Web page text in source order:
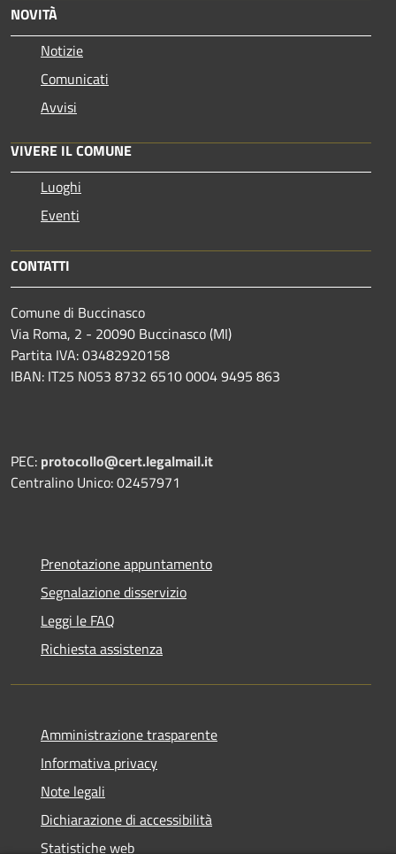
NOVITÀ
Notizie
Comunicati
Avvisi
VIVERE IL COMUNE
Luoghi
Eventi
CONTATTI
Comune di Buccinasco
Via Roma, 2 - 20090 Buccinasco (MI)
Partita IVA: 03482920158
IBAN: IT25 N053 8732 6510 0004 9495 863
PEC: protocollo@cert.legalmail.it
Centralino Unico: 02457971
Prenotazione appuntamento
Segnalazione disservizio
Leggi le FAQ
Richiesta assistenza
Amministrazione trasparente
Informativa privacy
Note legali
Dichiarazione di accessibilità
Statistiche web